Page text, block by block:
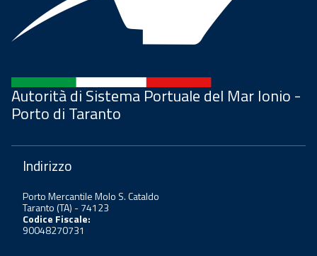
Autorità di Sistema Portuale del Mar Ionio -
Porto di Taranto
Indirizzo
Porto Mercantile Molo S. Cataldo
Taranto (TA) - 74123
Codice Fiscale:
90048270731